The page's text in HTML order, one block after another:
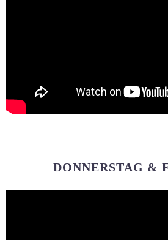
DONNERSTAG &